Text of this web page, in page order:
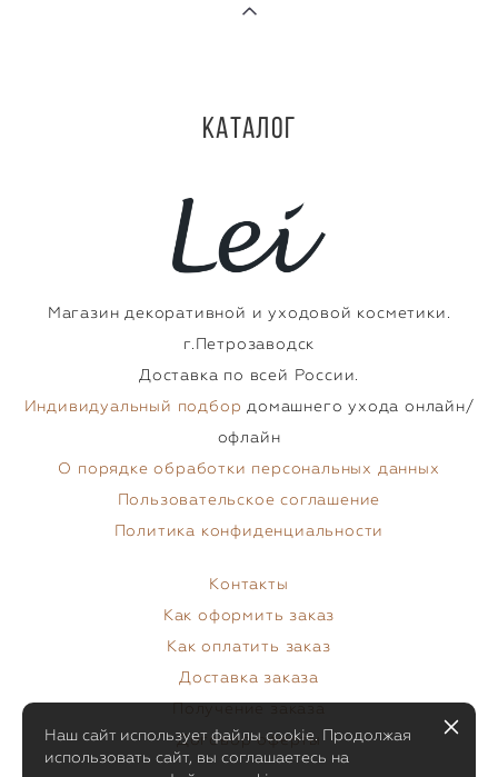
Каталог
Магазин декоративной и уходовой косметики.
г.Петрозаводск
Доставка по всей России.
Индивидуальный подбор домашнего ухода онлайн/
офлайн
О порядке обработки персональных данных
Пользовательское соглашение
Политика конфиденциальности
Контакты
Как оформить заказ
Как оплатить заказ
Доставка заказа
Получение заказа
Договор оферты
Наш сайт использует файлы cookie. Продолжая
использовать сайт, вы соглашаетесь на